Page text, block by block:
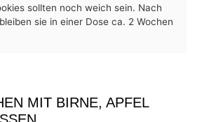
sollten noch weich sein. Nach
sie in einer Dose ca. 2 Wochen
MIT BIRNE, APFEL